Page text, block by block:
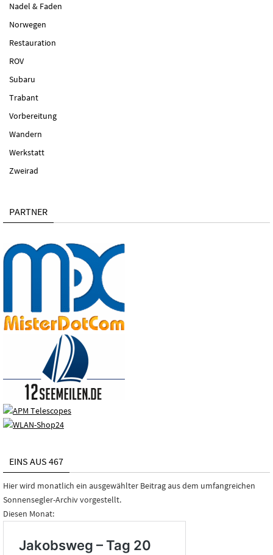
Nadel & Faden
Norwegen
Restauration
ROV
Subaru
Trabant
Vorbereitung
Wandern
Werkstatt
Zweirad
PARTNER
EINS AUS 467
Hier wird monatlich ein ausgewählter Beitrag aus dem umfangreichen
Sonnensegler-Archiv vorgestellt.
Diesen Monat: